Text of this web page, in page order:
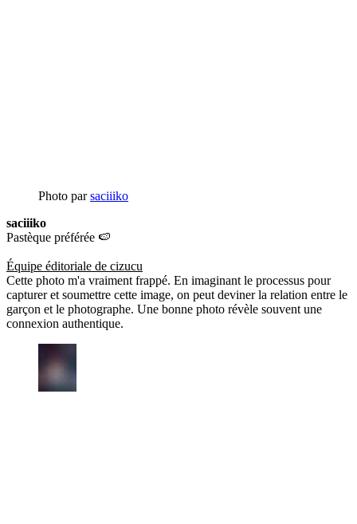
Photo parsaciiiko
saciiiko
Pastèque préférée 🍉
Équipe éditoriale de cizucu
Cette photo m'a vraiment frappé. En imaginant le processus pour
capturer et soumettre cette image, on peut deviner la relation entre le
garçon et le photographe. Une bonne photo révèle souvent une
connexion authentique.